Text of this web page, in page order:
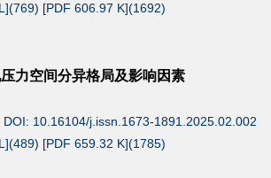
769) [PDF 606.97 K](1692)
力空间分异格局及影响因素
DOI: 10.16104/j.issn.1673-1891.2025.02.002
489) [PDF 659.32 K](1785)